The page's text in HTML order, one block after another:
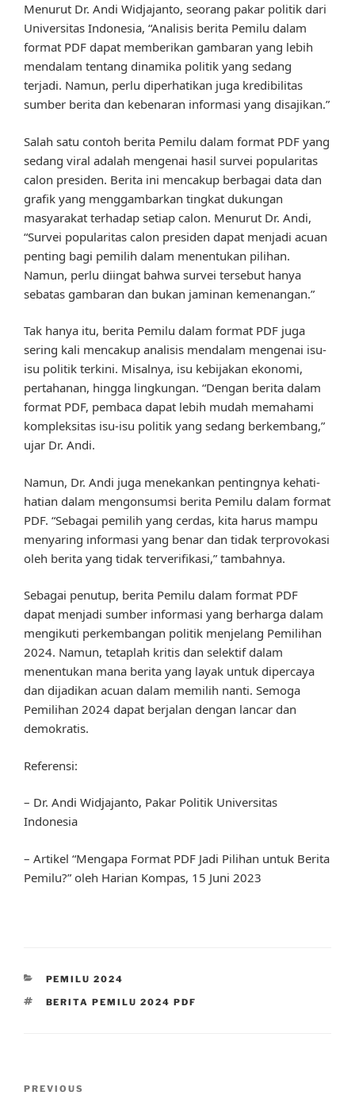
Menurut Dr. Andi Widjajanto, seorang pakar politik dari
Universitas Indonesia, “Analisis berita Pemilu dalam
format PDF dapat memberikan gambaran yang lebih
mendalam tentang dinamika politik yang sedang
terjadi. Namun, perlu diperhatikan juga kredibilitas
sumber berita dan kebenaran informasi yang disajikan.”
Salah satu contoh berita Pemilu dalam format PDF yang
sedang viral adalah mengenai hasil survei popularitas
calon presiden. Berita ini mencakup berbagai data dan
grafik yang menggambarkan tingkat dukungan
masyarakat terhadap setiap calon. Menurut Dr. Andi,
“Survei popularitas calon presiden dapat menjadi acuan
penting bagi pemilih dalam menentukan pilihan.
Namun, perlu diingat bahwa survei tersebut hanya
sebatas gambaran dan bukan jaminan kemenangan.”
Tak hanya itu, berita Pemilu dalam format PDF juga
sering kali mencakup analisis mendalam mengenai isu-
isu politik terkini. Misalnya, isu kebijakan ekonomi,
pertahanan, hingga lingkungan. “Dengan berita dalam
format PDF, pembaca dapat lebih mudah memahami
kompleksitas isu-isu politik yang sedang berkembang,”
ujar Dr. Andi.
Namun, Dr. Andi juga menekankan pentingnya kehati-
hatian dalam mengonsumsi berita Pemilu dalam format
PDF. “Sebagai pemilih yang cerdas, kita harus mampu
menyaring informasi yang benar dan tidak terprovokasi
oleh berita yang tidak terverifikasi,” tambahnya.
Sebagai penutup, berita Pemilu dalam format PDF
dapat menjadi sumber informasi yang berharga dalam
mengikuti perkembangan politik menjelang Pemilihan
2024. Namun, tetaplah kritis dan selektif dalam
menentukan mana berita yang layak untuk dipercaya
dan dijadikan acuan dalam memilih nanti. Semoga
Pemilihan 2024 dapat berjalan dengan lancar dan
demokratis.
Referensi:
– Dr. Andi Widjajanto, Pakar Politik Universitas
Indonesia
– Artikel “Mengapa Format PDF Jadi Pilihan untuk Berita
Pemilu?” oleh Harian Kompas, 15 Juni 2023
CATEGORIES
PEMILU 2024
TAGS
BERITA PEMILU 2024 PDF
Previous
PREVIOUS